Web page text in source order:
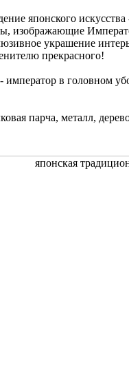
японского искусства
изображающие
украшение
прекрасного!
император в головном
парча, металл,